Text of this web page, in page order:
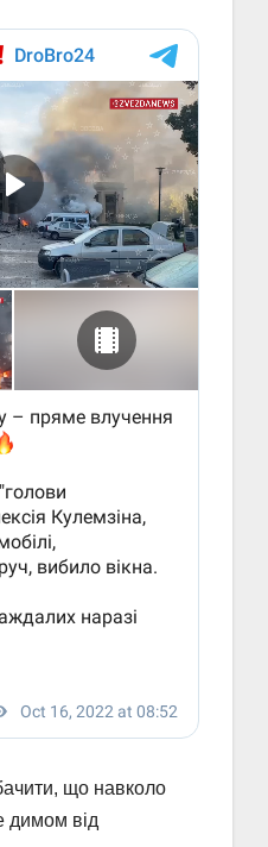
що навколо
димом від